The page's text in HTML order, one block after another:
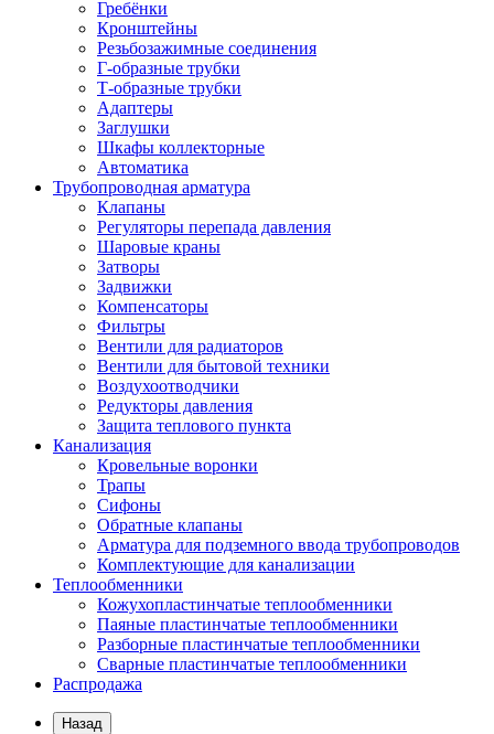
Гребёнки
Кронштейны
Резьбозажимные соединения
Г-образные трубки
Т-образные трубки
Адаптеры
Заглушки
Шкафы коллекторные
Автоматика
Трубопроводная арматура
Клапаны
Регуляторы перепада давления
Шаровые краны
Затворы
Задвижки
Компенсаторы
Фильтры
Вентили для радиаторов
Вентили для бытовой техники
Воздухоотводчики
Редукторы давления
Защита теплового пункта
Канализация
Кровельные воронки
Трапы
Сифоны
Обратные клапаны
Арматура для подземного ввода трубопроводов
Комплектующие для канализации
Теплообменники
Кожухопластинчатые теплообменники
Паяные пластинчатые теплообменники
Разборные пластинчатые теплообменники
Сварные пластинчатые теплообменники
Распродажа
Назад